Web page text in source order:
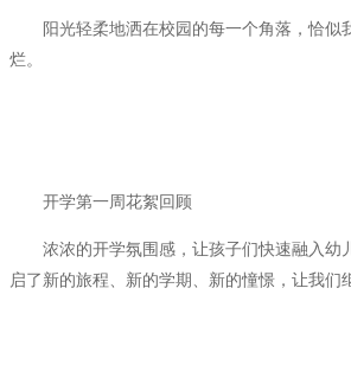
阳光轻柔地洒在校园的每一个角落，恰似我
烂。
开学第一周花絮回顾
浓浓的开学氛围感，让孩子们快速融入幼儿
启了新的旅程、新的学期、新的憧憬，让我们